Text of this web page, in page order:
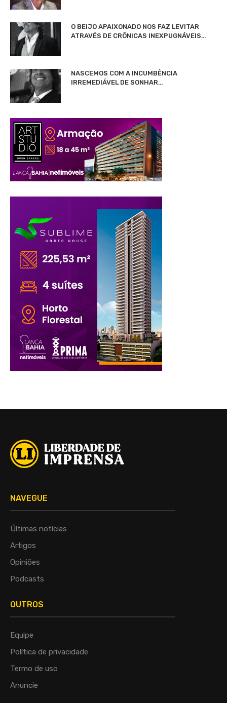
O BEIJO APAIXONADO NOS FAZ LEVITAR
ATRAVÉS DE CRÔNICAS INEXPUGNÁVEIS…
NASCEMOS COM A INCUMBÊNCIA
IRREMEDIÁVEL DE SONHAR…
NAVEGUE
Últimas notícias
Artigos
Opiniões
Podcasts
OUTROS
Equipe
Política de privacidade
Termo de uso
Anuncie